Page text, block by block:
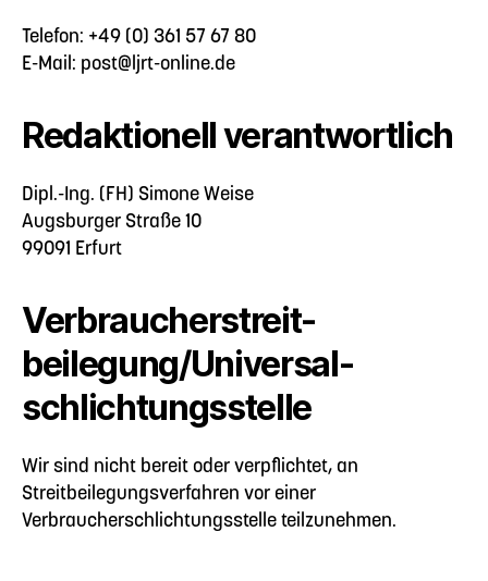
Telefon: +49 (0) 361 57 67 80
E-Mail: post@ljrt-online.de
Redaktionell verantwortlich
Dipl.-Ing. (FH) Simone Weise
Augsburger Straße 10
99091 Erfurt
Verbraucher­streit­
beilegung/Universal­
schlichtungs­stelle
Wir sind nicht bereit oder verpflichtet, an
Streitbeilegungsverfahren vor einer
Verbraucherschlichtungsstelle teilzunehmen.